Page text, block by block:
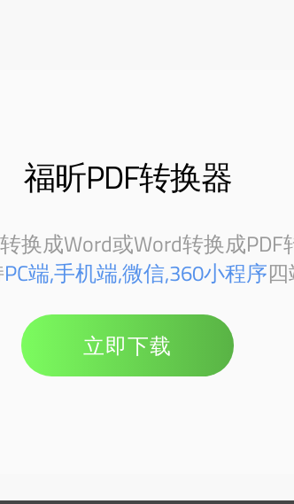
福昕PDF转换器
换成Word或Word转换成
PC端,手机端,微信,360小程序
立即下载